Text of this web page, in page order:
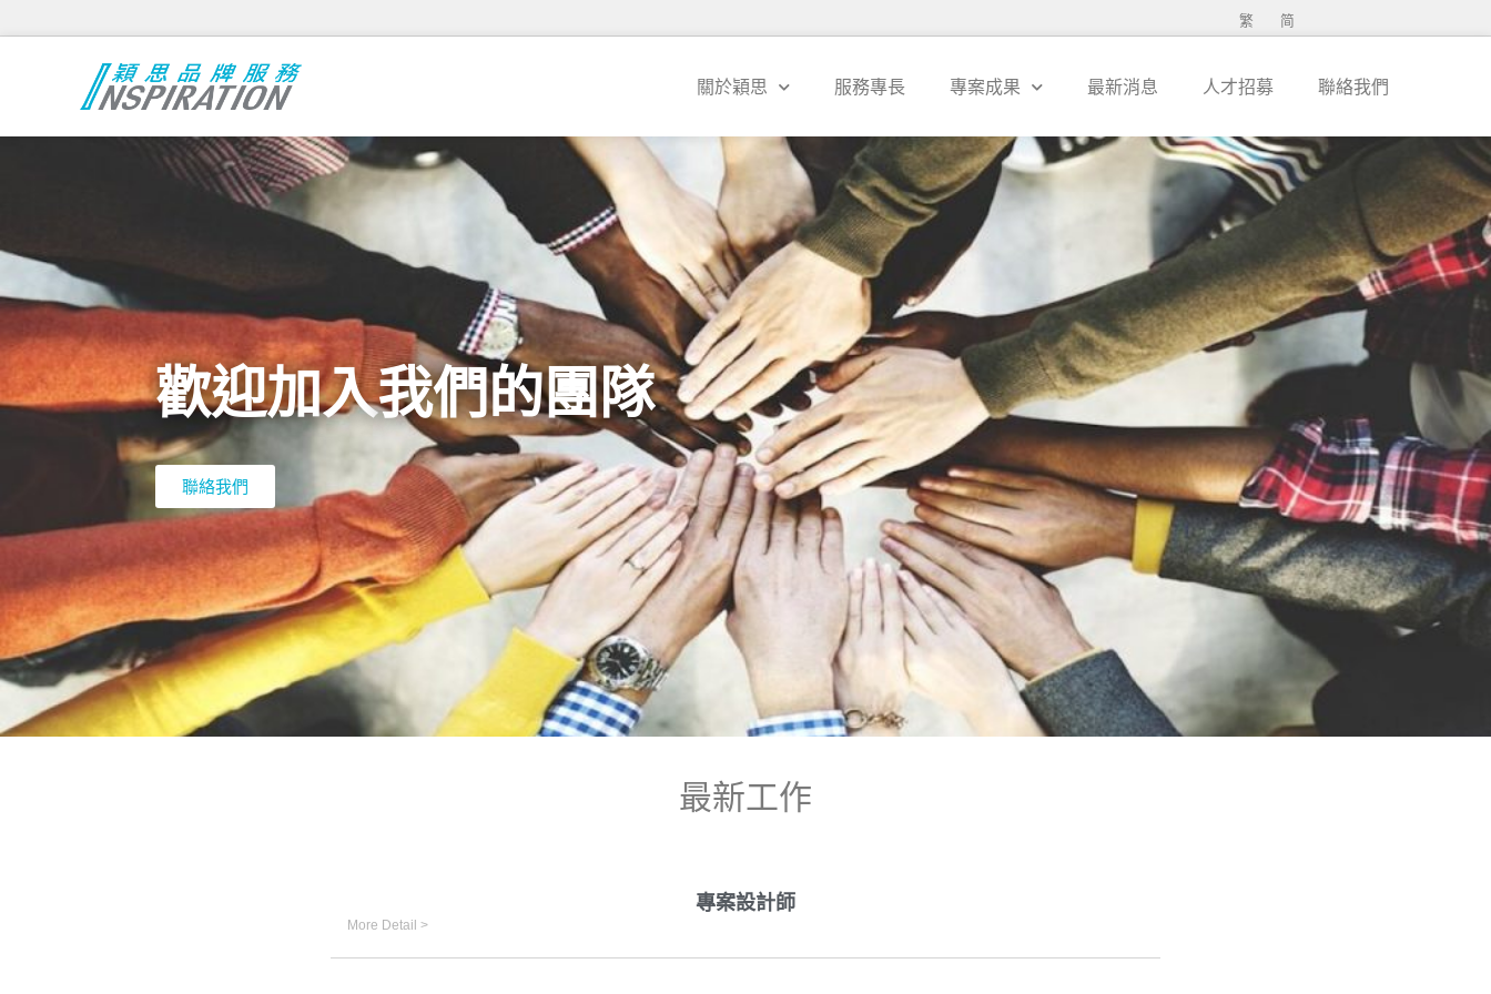
繁 简
關於穎思 服務專長 專案成果 最新消息 人才招募 聯絡我們
歡迎加入我們的團隊
聯絡我們
最新工作
專案設計師
More Detail >